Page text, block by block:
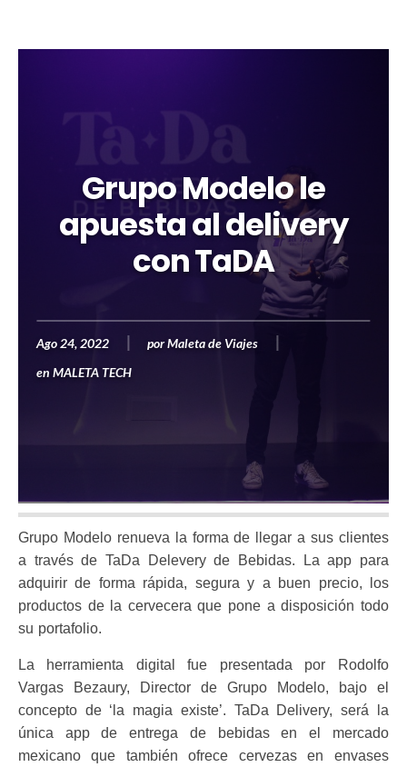
Grupo Modelo le
apuesta al delivery
con TaDA
Ago 24, 2022 porMaleta de Viajes
en MALETA TECH
Grupo Modelo renueva la forma de llegar a sus clientes
a través de TaDa Delevery de Bebidas. La app para
adquirir de forma rápida, segura y a buen precio, los
productos de la cervecera que pone a disposición todo
su portafolio.
La herramienta digital fue presentada por Rodolfo
Vargas Bezaury, Director de Grupo Modelo, bajo el
concepto de ‘la magia existe’. TaDa Delivery, será la
única app de entrega de bebidas en el mercado
mexicano que también ofrece cervezas en envases